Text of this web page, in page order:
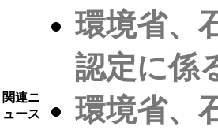
関連ニ
ュース
環境省、
認定に係
環境省、